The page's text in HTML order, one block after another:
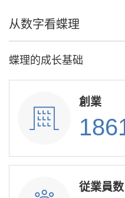
从数字看蝶理
蝶理的成长基础
創業
従業員数